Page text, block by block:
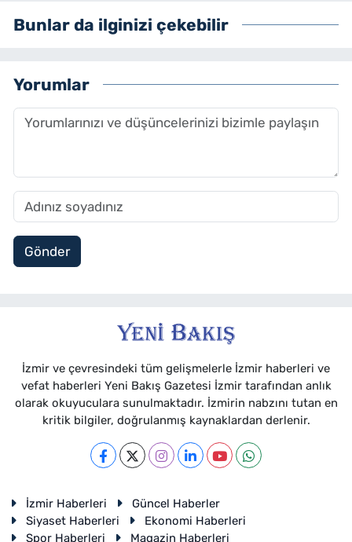
Bunlar da ilginizi çekebilir
Yorumlar
Gönder
İzmir ve çevresindeki tüm gelişmelerle İzmir haberleri ve
vefat haberleri Yeni Bakış Gazetesi İzmir tarafından anlık
olarak okuyuculara sunulmaktadır. İzmirin nabzını tutan en
kritik bilgiler, doğrulanmış kaynaklardan derlenir.
İzmir Haberleri
Güncel Haberler
Siyaset Haberleri
Ekonomi Haberleri
Spor Haberleri
Magazin Haberleri